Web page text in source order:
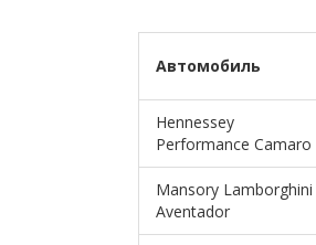
Автомобиль
Hennessey
Performance Camaro
Mansory Lamborghini
Aventador